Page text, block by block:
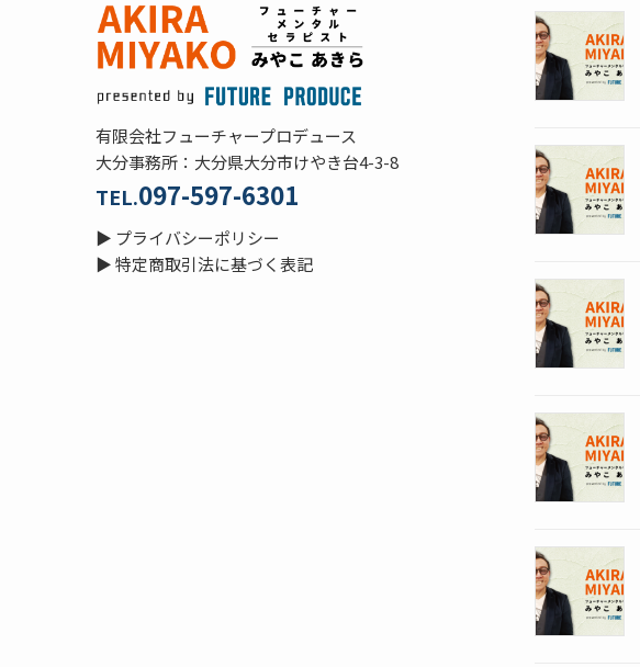
有限会社フューチャープロデュース
大分事務所：大分県大分市けやき台4-3-8
TEL.097-597-6301
▶ プライバシーポリシー
▶特定商取引法に基づく表記